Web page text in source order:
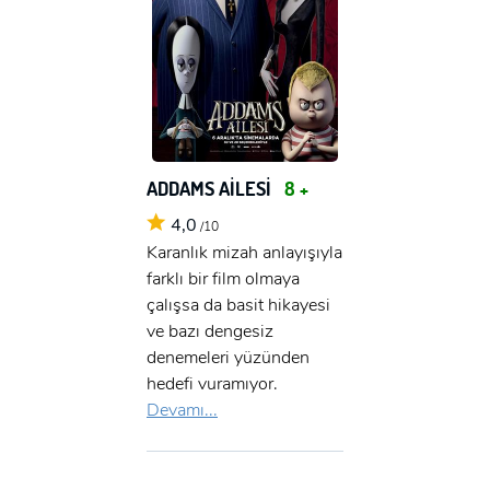
GIRIŞ YAP
E-Posta:
Şifre:
Beni Hatırla
GIRIŞ
ÜYE OL
Ad Soyad:
Şifre:
ÜYE OL
GIRIŞ
ADDAMS AİLESİ 8 +
4,0 /10
Karanlık mizah anlayışıyla
farklı bir film olmaya
çalışsa da basit hikayesi
ve bazı dengesiz
denemeleri yüzünden
hedefi vuramıyor.
Devamı...